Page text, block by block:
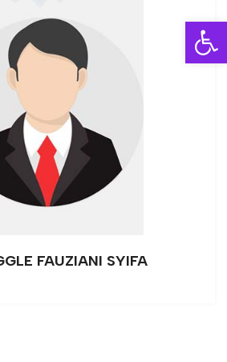
FAUZIANI SYIFA